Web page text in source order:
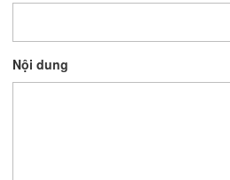
Nội dung